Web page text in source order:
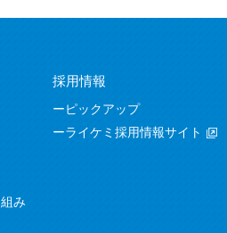
み
採用情報
ピックアップ
ライケミ採用情報サイト